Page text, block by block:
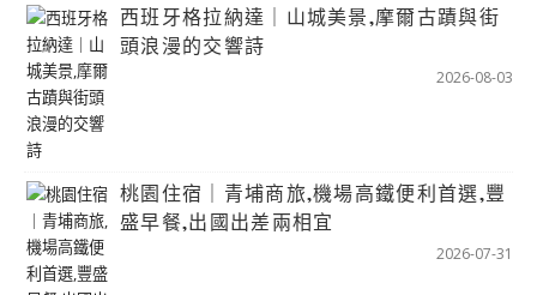
西班牙格拉納達｜山城美景,摩爾古蹟與街
頭浪漫的交響詩
2026-08-03
桃園住宿｜青埔商旅,機場高鐵便利首選,豐
盛早餐,出國出差兩相宜
2026-07-31